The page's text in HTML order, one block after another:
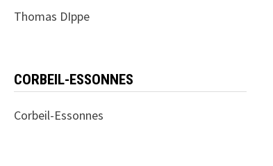
Thomas DIppe
CORBEIL-ESSONNES
Corbeil-Essonnes